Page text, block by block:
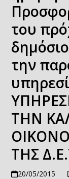
του
την
ΤΗΝ
ΤΗΣ
20/05/2015